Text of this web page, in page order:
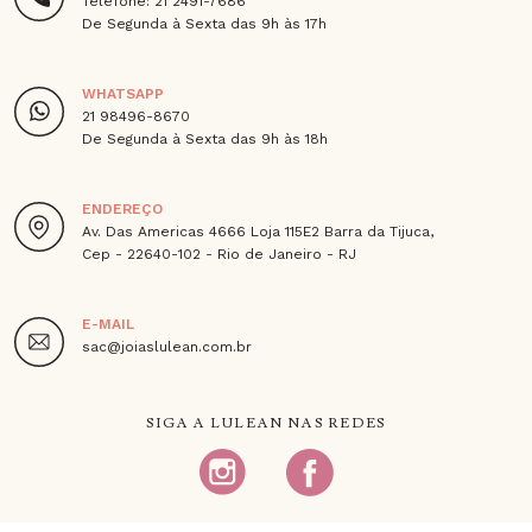
De Segunda à Sexta das 9h às 17h
WHATSAPP
21 98496-8670
De Segunda à Sexta das 9h às 18h
ENDEREÇO
Av. Das Americas 4666 Loja 115E2 Barra da Tijuca,
Cep - 22640-102 - Rio de Janeiro - RJ
E-MAIL
sac@joiaslulean.com.br
SIGA A LULEAN NAS REDES